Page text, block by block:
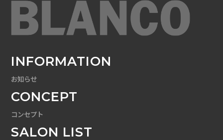
INFORMATION
お知らせ
CONCEPT
コンセプト
SALON LIST